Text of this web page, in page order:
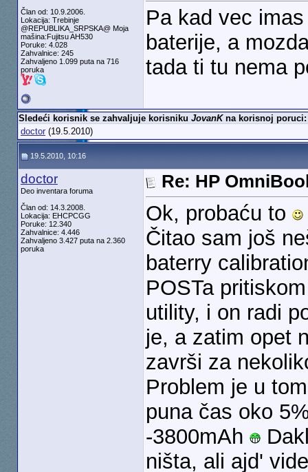
Član od: 10.9.2006.
Lokacija: Trebinje
@REPUBLIKA_SRPSKA@ Moja
mašina:Fujitsu AH530
Poruke: 4.028
Zahvalnice: 245
Zahvaljeno 1.099 puta na 716
poruka
Pa kad vec
baterije, a
tada ti tu nema
Sledeći korisnik se zahvaljuje korisniku JovanKna korisnoj poruci:
doctor(19.5.2010)
19.5.2010, 10:16
doctor
Deo inventara foruma
Član od: 14.3.2008.
Lokacija: EHCPCGG
Poruke: 12.340
Zahvalnice: 4.446
Zahvaljeno 3.427 puta na 2.360
poruka
Re: HP
Ok, probaću to
Čitao sam još
baterry
POSTa
utility, i on radi
je, a zatim opet
završi za
Problem je u
puna čas oko
-3800mAh
ništa, ali ajd'